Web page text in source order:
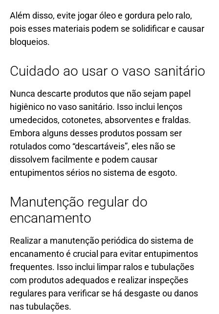
Além disso, evite jogar óleo e gordura pelo ralo,
pois esses materiais podem se solidificar e causar
bloqueios.
Cuidado ao usar o vaso sanitário
Nunca descarte produtos que não sejam papel
higiênico no vaso sanitário. Isso inclui lenços
umedecidos, cotonetes, absorventes e fraldas.
Embora alguns desses produtos possam ser
rotulados como “descartáveis”, eles não se
dissolvem facilmente e podem causar
entupimentos sérios no sistema de esgoto.
Manutenção regular do
encanamento
Realizar a manutenção periódica do sistema de
encanamento é crucial para evitar entupimentos
frequentes. Isso inclui limpar ralos e tubulações
com produtos adequados e realizar inspeções
regulares para verificar se há desgaste ou danos
nas tubulações.